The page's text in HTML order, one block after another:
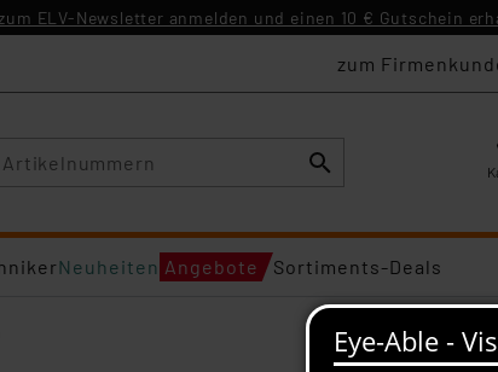
ELV-Newsletter anmelden und einen 10 € Gutschein
zum
Neuheiten Angebote Sortiments-Deals